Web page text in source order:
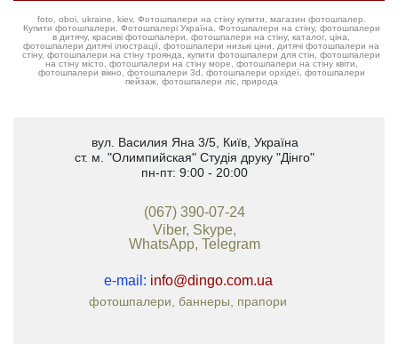
foto, oboi, ukraine, kiev, Фотошпалери на стіну купити, магазин фотошпалер.
Купити фотошпалери. Фотошпалері Україна. Фотошпалери на стіну, фотошпалери
в дитячу, красиві фотошпалери, фотошпалери на стіну, каталог, ціна,
фотошпалери дитячі ілюстрації, фотошпалери низькі ціни, дитячі фотошпалери на
стіну, фотошпалери на стіну троянда, купити фотошпалери для стін, фотошпалери
на стіну місто, фотошпалери на стіну море, фотошпалери на стіну квіти,
фотошпалери вікно, фотошпалери 3d, фотошпалери орхідеї, фотошпалери
пейзаж, фотошпалери ліс, природа
вул. Василия Яна 3/5, Київ, Україна
ст. м. "Олимпийская" Студія друку "Дінго"
пн-пт: 9:00 - 20:00
(067) 390-07-24
Viber, Skype,
WhatsApp, Telegram
e-mail: info@dingo.com.ua
фотошпалери, баннеры, прапори